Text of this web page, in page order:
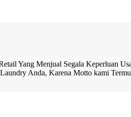
Yang Menjual Segala Keperluan
Anda, Karena Motto kami